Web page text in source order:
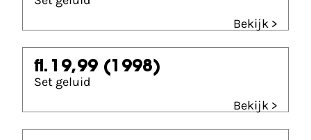
Bekijk >
fl. 19,99 (1998)
Set geluid
Bekijk >